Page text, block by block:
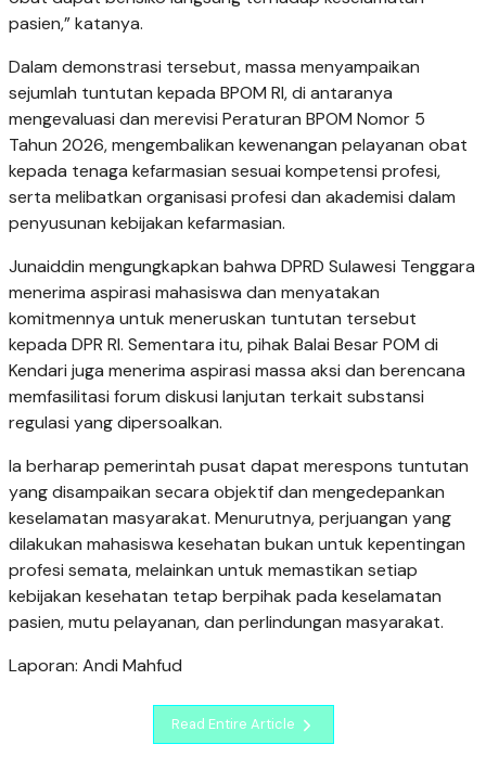
pasien,” katanya.
Dalam demonstrasi tersebut, massa menyampaikan
sejumlah tuntutan kepada BPOM RI, di antaranya
mengevaluasi dan merevisi Peraturan BPOM Nomor 5
Tahun 2026, mengembalikan kewenangan pelayanan obat
kepada tenaga kefarmasian sesuai kompetensi profesi,
serta melibatkan organisasi profesi dan akademisi dalam
penyusunan kebijakan kefarmasian.
Junaiddin mengungkapkan bahwa DPRD Sulawesi Tenggara
menerima aspirasi mahasiswa dan menyatakan
komitmennya untuk meneruskan tuntutan tersebut
kepada DPR RI. Sementara itu, pihak Balai Besar POM di
Kendari juga menerima aspirasi massa aksi dan berencana
memfasilitasi forum diskusi lanjutan terkait substansi
regulasi yang dipersoalkan.
Ia berharap pemerintah pusat dapat merespons tuntutan
yang disampaikan secara objektif dan mengedepankan
keselamatan masyarakat. Menurutnya, perjuangan yang
dilakukan mahasiswa kesehatan bukan untuk kepentingan
profesi semata, melainkan untuk memastikan setiap
kebijakan kesehatan tetap berpihak pada keselamatan
pasien, mutu pelayanan, dan perlindungan masyarakat.
Laporan: Andi Mahfud
Read Entire Article